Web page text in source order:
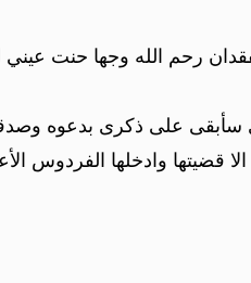
رحم الله وجها حنت
على ذكرى بدعوه
قضيتها وادخلها الفردوس